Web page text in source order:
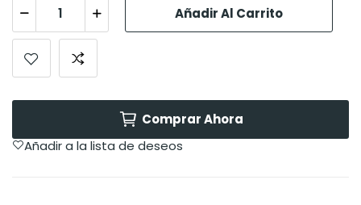
Añadir Al Carrito
Comprar Ahora
Añadir a la lista de deseos